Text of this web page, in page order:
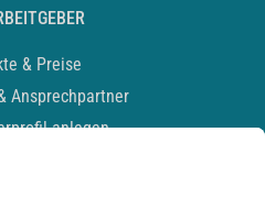
& Preise
Ansprechpartner
anlegen
Podcast